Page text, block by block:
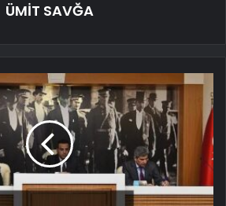
ÜMİT SAVĞA